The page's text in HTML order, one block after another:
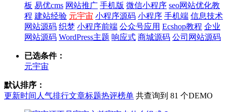
板 易优cms 网站推广 手机版 微信小程序 seo网站优化教
程 建站经验 元宇宙 小程序源码 小程序 手机端 信息技术
网站源码 织梦 小程序前端 公众号应用 Ecshop教程 企业
网站源码 WordPress主题 响应式 商城源码 公司网站源码
已选条件：
元宇宙
默认排序：
更新时间 人气排行文章标题热评榜单 共查询到 81 个DEMO